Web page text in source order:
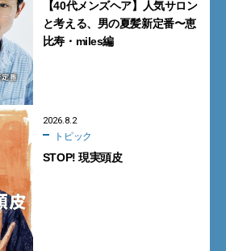
【40代メンズヘア】人気サロン
と考える、男の夏髪新定番〜恵
比寿・miles編
2026.8.2
トピック
STOP! 現実頭皮